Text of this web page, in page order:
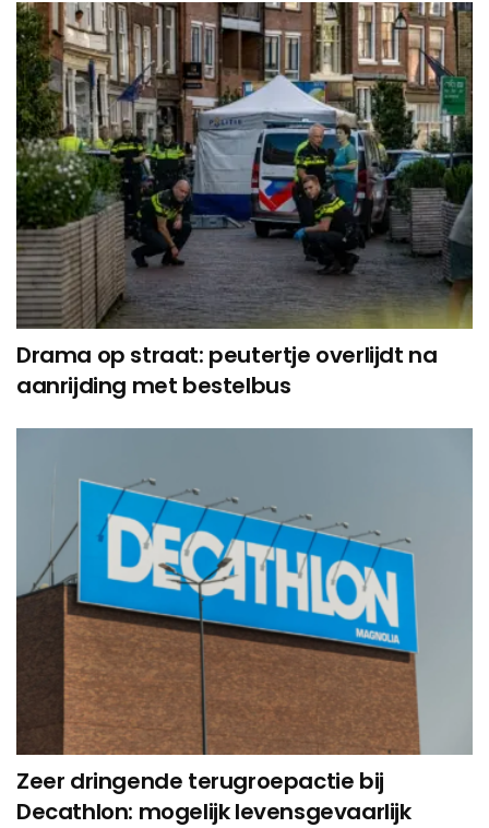
Drama op straat: peutertje overlijdt na
aanrijding met bestelbus
Zeer dringende terugroepactie bij
Decathlon: mogelijk levensgevaarlijk